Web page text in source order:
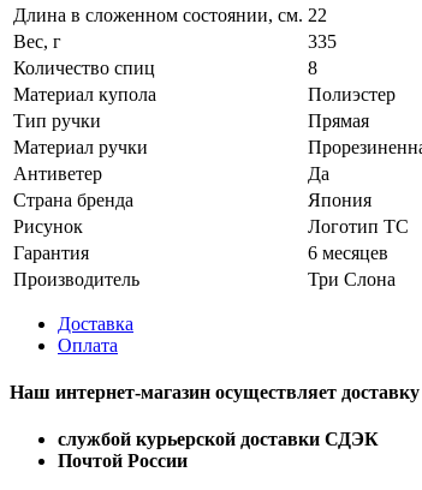
Длина в сложенном состоянии, см. 22
Вес, г
335
Количество спиц
8
Материал купола
Полиэстер
Тип ручки
Прямая
Материал ручки
Антиветер
Да
Страна бренда
Япония
Рисунок
Логотип ТС
Гарантия
6 месяцев
Производитель
Три Слона
Доставка
Оплата
Наш интернет-магазин осуществляет доставку
службой курьерской доставки СДЭК
Почтой России